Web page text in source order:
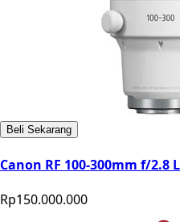
Beli Sekarang
Canon RF 100-300mm f/2.8
Rp150.000.000